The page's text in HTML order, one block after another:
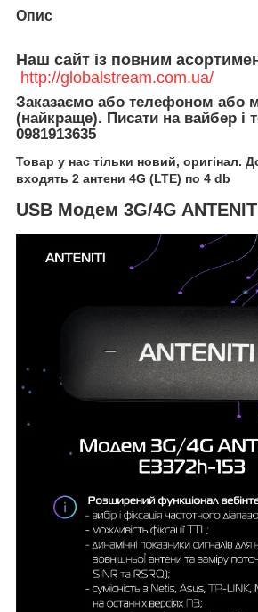
Опис
Наш сайт із повним
http://globalstream.com.ua/
Заказаємо або телефоном або
(найкраще). Писати на вайбер і
0981913635
Товар у нас тільки новий, оригінал.
входять 2 антени 4G (LTE) по 4 db
USB Модем 3G/4G